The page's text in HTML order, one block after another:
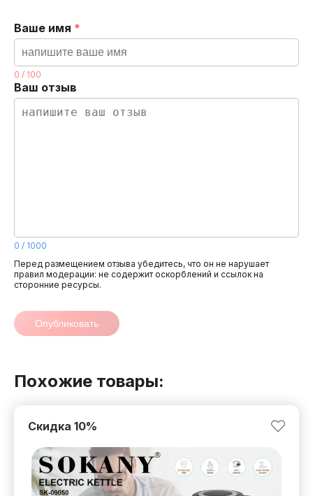
Ваше имя *
0 / 100
Ваш отзыв
0 / 1000
Перед размещением отзыва убедитесь, что он не нарушает
правил модерации: не содержит оскорблений и ссылок на
сторонние ресурсы.
Опубликовать
Похожие товары:
Скидка 10%